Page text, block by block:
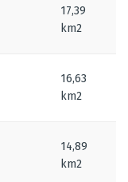
17,39
km2
16,63
km2
14,89
km2